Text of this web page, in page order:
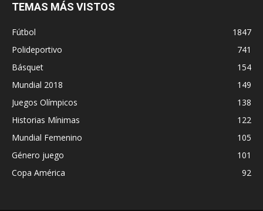
TEMAS MÁS VISTOS
Fútbol
1847
Polideportivo
741
Básquet
154
Mundial 2018
149
Juegos Olímpicos
138
Historias Mínimas
122
Mundial Femenino
105
Género juego
101
Copa América
92